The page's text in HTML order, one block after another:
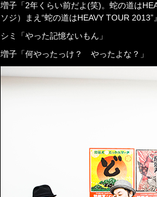
増子「2年くらい前だよ(笑)。蛇の道は
ソジ）まえ“蛇の道はHEAVY TOUR
シミ「やった記憶ないもん」
増子「何やったっけ？ やったよな？」